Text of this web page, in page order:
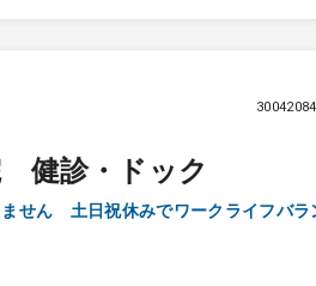
健診・ドック
ません 土日祝休みでワークライフバ